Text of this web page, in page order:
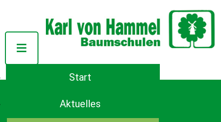
D-26639 Wiesmoor
E-Mail:info(at)von-hammel.de
Start
Aktuelles